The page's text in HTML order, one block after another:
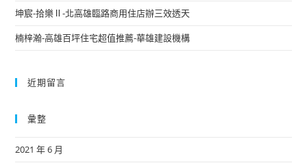
坤宸-拾樂Ⅱ-北高雄臨路商用住店辦三效透天
楠梓瀚-高雄百坪住宅超值推薦-華雄建設機構
近期留言
彙整
2021 年 6 月